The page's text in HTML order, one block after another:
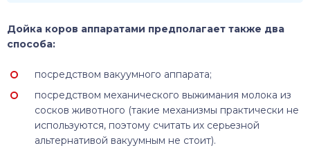
Дойка коров аппаратами предполагает также два
способа:
посредством вакуумного аппарата;
посредством механического выжимания молока из
сосков животного (такие механизмы практически не
используются, поэтому считать их серьезной
альтернативой вакуумным не стоит).